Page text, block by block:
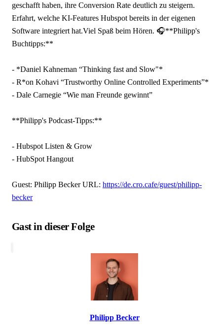
geschafft haben, ihre Conversion Rate deutlich zu steigern.
Erfahrt, welche KI-Features Hubspot bereits in der eigenen
Software integriert hat.Viel Spaß beim Hören. 🎧**Philipp's
Buchtipps:**
- *Daniel Kahneman “Thinking fast and Slow"*
- R*on Kohavi “Trustworthy Online Controlled Experiments”*
- Dale Carnegie “Wie man Freunde gewinnt”
**Philipp's Podcast-Tipps:**
- Hubspot Listen & Grow
- HubSpot Hangout
Guest: Philipp Becker URL: https://de.cro.cafe/guest/philipp-
becker
Gast in dieser Folge
Philipp Becker